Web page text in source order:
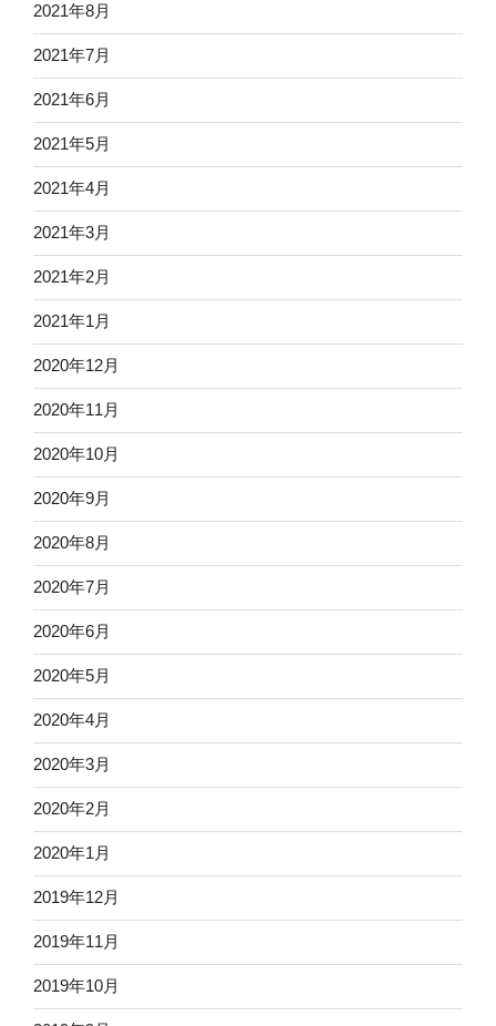
2021年8月
2021年7月
2021年6月
2021年5月
2021年4月
2021年3月
2021年2月
2021年1月
2020年12月
2020年11月
2020年10月
2020年9月
2020年8月
2020年7月
2020年6月
2020年5月
2020年4月
2020年3月
2020年2月
2020年1月
2019年12月
2019年11月
2019年10月